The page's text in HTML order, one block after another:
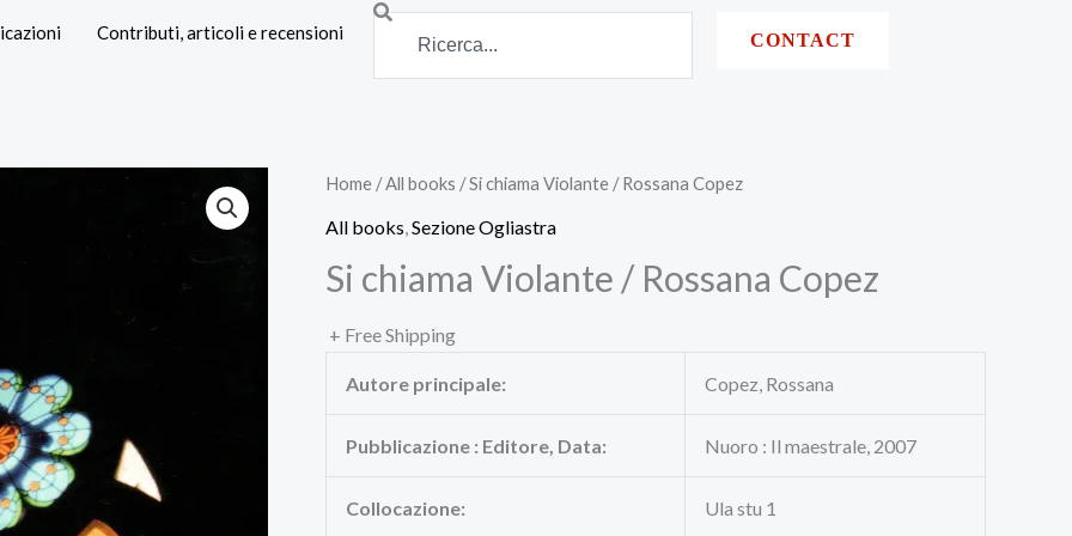
Contributi, articoli e recensioni Search
CONTACT
Home /All books / Si chiama Violante / Rossana Copez
All books Sezione Ogliastra
Si chiama Violante / Rossana Copez
+ Free Shipping
Autore principale: Copez, Rossana
Pubblicazione : Editore, Data: Nuoro : Il maestrale, 2007
Collocazione: Ula stu 1